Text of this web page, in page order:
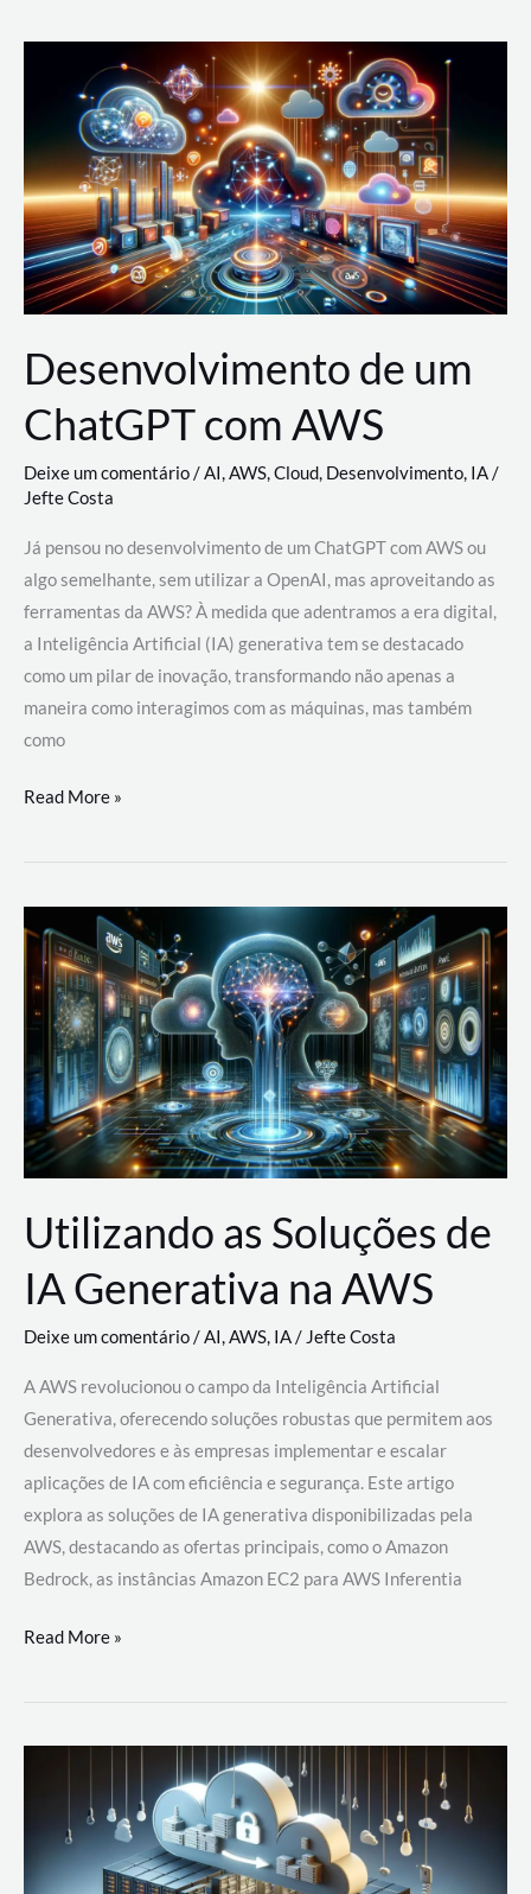
Nuvem:
Google
Cloud,
AWS
e
Azure
Desenvolvimento de um
ChatGPT com AWS
Deixe um comentário/AI,AWS,Cloud, Desenvolvimento, IA/
Jefte Costa
Já pensou no desenvolvimento de um ChatGPT com AWS ou
algo semelhante, sem utilizar a OpenAI, mas aproveitando as
ferramentas da AWS? À medida que adentramos a era digital,
a Inteligência Artificial (IA) generativa tem se destacado
como um pilar de inovação, transformando não apenas a
maneira como interagimos com as máquinas, mas também
como
Desenvolvimento
um
com
AWS
Read More »
Utilizando as Soluções de
IA Generativa na AWS
Deixe um comentário/AI,AWS, IA/Jefte Costa
A AWS revolucionou o campo da Inteligência Artificial
Generativa, oferecendo soluções robustas que permitem aos
desenvolvedores e às empresas implementar e escalar
aplicações de IA com eficiência e segurança. Este artigo
explora as soluções de IA generativa disponibilizadas pela
AWS, destacando as ofertas principais, como o Amazon
Bedrock, as instâncias Amazon EC2 para AWS Inferentia
Utilizando
Soluções
AWS
Read More »